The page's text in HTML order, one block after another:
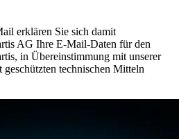
erklären Sie sich damit
AG Ihre E-Mail-Daten für den
in Übereinstimmung mit unserer
technischen Mitteln